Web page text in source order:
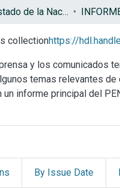
Programa Estado de la Nación (PEN)
collectionhttps://
y los comunicados
temas relevantes de
informe principal del
By Issue Date